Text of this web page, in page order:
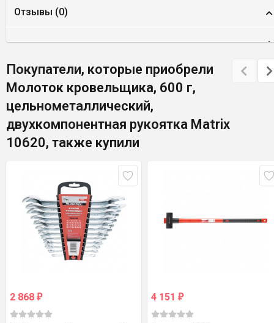
Отзывы (0)
Покупатели, которые приобрели
Молоток кровельщика, 600 г,
цельнометаллический,
двухкомпонентная рукоятка Matrix
10620, также купили
2 868 ₽ 4 151 ₽